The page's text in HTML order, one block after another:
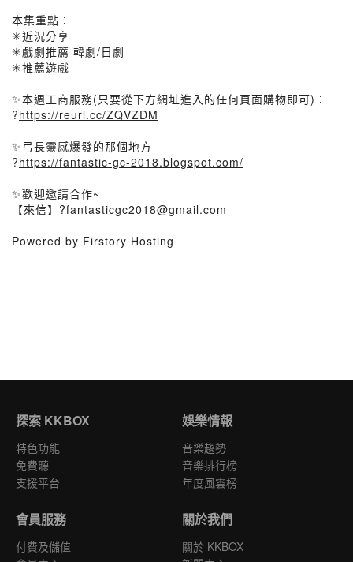
本集重點：
✳近況分享
✳戲劇推薦 韓劇/日劇
✳推薦遊戲
✨本週工商服務(只要從下方網址進入的任何頁面購物即可)：
?https://reurl.cc/ZQVZDM
✨弓長靈感爆發的那個地方
?https://fantastic-gc-2018.blogspot.com/
✨歡迎邀請合作~
【來信】?fantasticgc2018@gmail.com
Powered by Firstory Hosting
探索 KKBOX
特色功能
免費聽
支援平台
娛樂情報
音樂趨勢
音樂排行榜
年度風雲榜
會員服務
付費及儲值
關於我們
關於 KKBOX